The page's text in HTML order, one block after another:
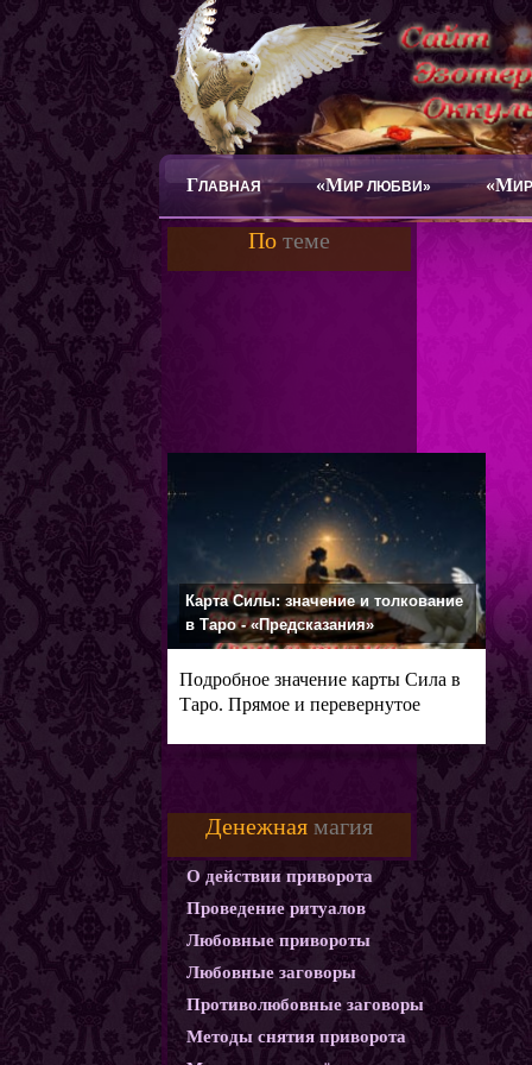
ГЛАВНАЯ «МИР ЛЮБВИ» «М
По теме
Карта Силы: значение и толкование
в Таро - «Предсказания»
Подробное значение карты Сила в
Таро. Прямое и перевернутое
Денежная магия
О действии приворота
Проведение ритуалов
Любовные привороты
Любовные заговоры
Противолюбовные заговоры
Методы снятия приворота